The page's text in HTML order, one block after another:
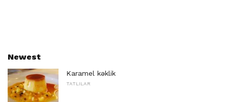
Newest
Karamel kəklik
TATLILAR